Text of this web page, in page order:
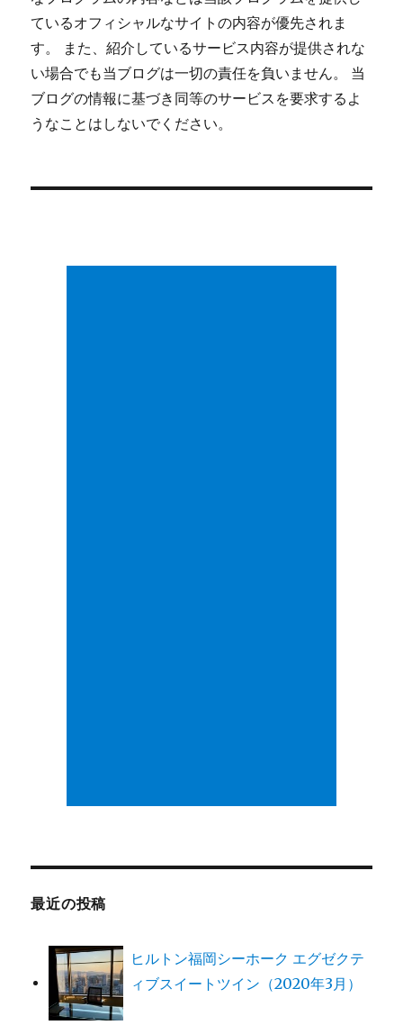
ているオフィシャルなサイトの内容が優先されま
す。 また、紹介しているサービス内容が提供されな
い場合でも当ブログは一切の責任を負いません。 当
ブログの情報に基づき同等のサービスを要求するよ
うなことはしないでください。
最近の投稿
ヒルトン福岡シーホーク エグゼクテ
ィブスイートツイン（2020年3月）